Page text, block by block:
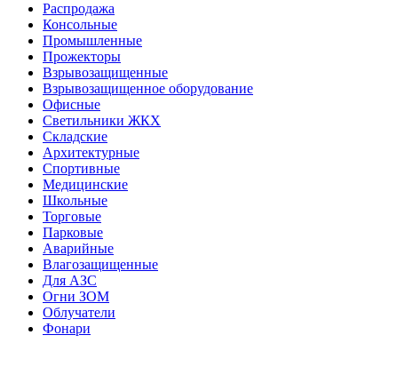
Распродажа
Консольные
Промышленные
Прожекторы
Взрывозащищенные
Взрывозащищенное оборудование
Офисные
Cветильники ЖКХ
Складские
Архитектурные
Спортивные
Медицинские
Школьные
Торговые
Парковые
Аварийные
Влагозащищенные
Для АЗС
Огни ЗОМ
Облучатели
Фонари